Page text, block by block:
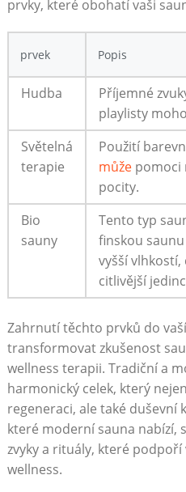
prvky, které obohatí vaši
prvek Popis
Hudba
Příjemné
⁤playlisty
Světelná
terapie
Použití⁢
můžepomoci
pocity.
Bio
sauny
Tento typ
finskou
vyšší
citlivější
Zahrnutí těchto⁤ prvků do
transformovat zkušenost
wellness terapii. Tradiční a
harmonický celek, který
regeneraci,​ ale také‍ duševní
které moderní sauna nabízí,
zvyky a rituály, které podpoří
wellness.